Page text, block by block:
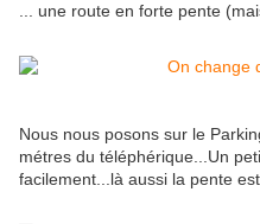
... une route en forte pente
Nous nous posons sur le
métres du téléphérique...Un
facilement...là aussi la pente